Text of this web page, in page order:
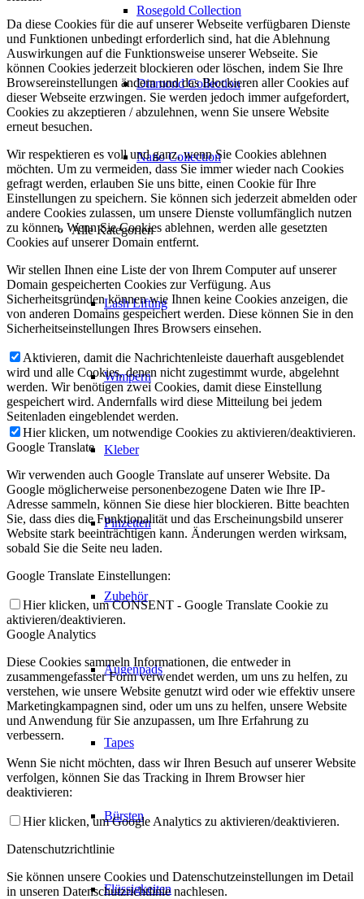
Rosegold Collection
Diamond Collection
Nano Collection
Alle Kategorien
Lash Lifting
Wimpern
Kleber
Pinzetten
Zubehör
Augenpads
Tapes
Bürsten
Flüssigkeiten
Da diese Cookies für die auf unserer Webseite verfügbaren Dienste
und Funktionen unbedingt erforderlich sind, hat die Ablehnung
Auswirkungen auf die Funktionsweise unserer Webseite. Sie
können Cookies jederzeit blockieren oder löschen, indem Sie Ihre
Browsereinstellungen ändern und das Blockieren aller Cookies auf
dieser Webseite erzwingen. Sie werden jedoch immer aufgefordert,
Cookies zu akzeptieren / abzulehnen, wenn Sie unsere Website
erneut besuchen.
Wir respektieren es voll und ganz, wenn Sie Cookies ablehnen
möchten. Um zu vermeiden, dass Sie immer wieder nach Cookies
gefragt werden, erlauben Sie uns bitte, einen Cookie für Ihre
Einstellungen zu speichern. Sie können sich jederzeit abmelden oder
andere Cookies zulassen, um unsere Dienste vollumfänglich nutzen
zu können. Wenn Sie Cookies ablehnen, werden alle gesetzten
Cookies auf unserer Domain entfernt.
Wir stellen Ihnen eine Liste der von Ihrem Computer auf unserer
Domain gespeicherten Cookies zur Verfügung. Aus
Sicherheitsgründen können wie Ihnen keine Cookies anzeigen, die
von anderen Domains gespeichert werden. Diese können Sie in den
Sicherheitseinstellungen Ihres Browsers einsehen.
Aktivieren, damit die Nachrichtenleiste dauerhaft ausgeblendet
wird und alle Cookies, denen nicht zugestimmt wurde, abgelehnt
werden. Wir benötigen zwei Cookies, damit diese Einstellung
gespeichert wird. Andernfalls wird diese Mitteilung bei jedem
Seitenladen eingeblendet werden.
Hier klicken, um notwendige Cookies zu aktivieren/deaktivieren.
Google Translate
Wir verwenden auch Google Translate auf unserer Website. Da
Google möglicherweise personenbezogene Daten wie Ihre IP-
Adresse sammeln, können Sie diese hier blockieren. Bitte beachten
Sie, dass dies die Funktionalität und das Erscheinungsbild unserer
Website stark beeinträchtigen kann. Änderungen werden wirksam,
sobald Sie die Seite neu laden.
Google Translate Einstellungen:
Hier klicken, um CONSENT - Google Translate Cookie zu
aktivieren/deaktivieren.
Google Analytics
Diese Cookies sammeln Informationen, die entweder in
zusammengefasster Form verwendet werden, um uns zu helfen, zu
verstehen, wie unsere Website genutzt wird oder wie effektiv unsere
Marketingkampagnen sind, oder um uns zu helfen, unsere Website
und Anwendung für Sie anzupassen, um Ihre Erfahrung zu
verbessern.
Wenn Sie nicht möchten, dass wir Ihren Besuch auf unserer Website
verfolgen, können Sie das Tracking in Ihrem Browser hier
deaktivieren:
Hier klicken, um Google Analytics zu aktivieren/deaktivieren.
Datenschutzrichtlinie
Sie können unsere Cookies und Datenschutzeinstellungen im Detail
in unseren Datenschutzrichtlinie nachlesen.